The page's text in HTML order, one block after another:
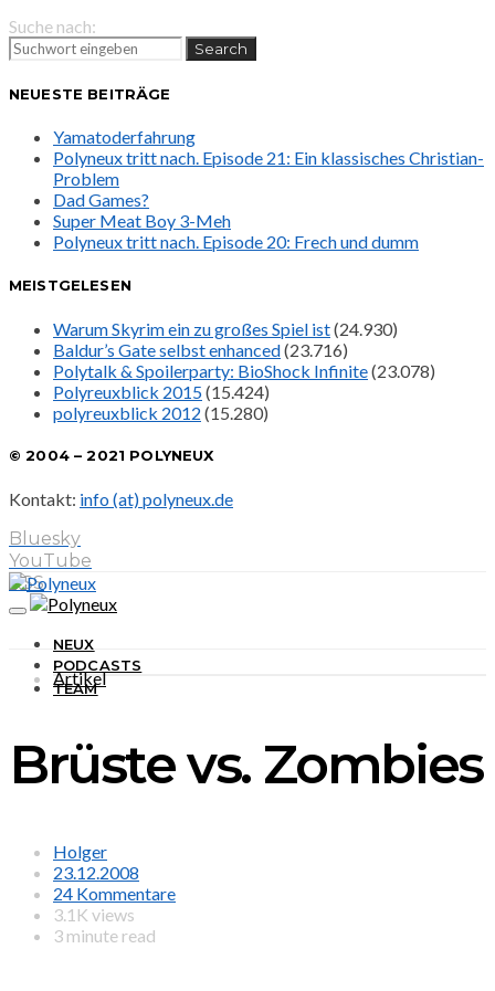
Suche nach:
Search
NEUESTE BEITRÄGE
Yamatoderfahrung
Polyneux tritt nach. Episode 21: Ein klassisches Christian-
Problem
Dad Games?
Super Meat Boy 3-Meh
Polyneux tritt nach. Episode 20: Frech und dumm
MEISTGELESEN
Warum Skyrim ein zu großes Spiel ist(24.930)
Baldur’s Gate selbst enhanced(23.716)
Polytalk & Spoilerparty: BioShock Infinite(23.078)
Polyreuxblick 2015(15.424)
polyreuxblick 2012 (15.280)
© 2004 – 2021 POLYNEUX
Kontakt: info (at) polyneux.de
Bluesky
YouTube
RSS
NEUX
PODCASTS
TEAM
Artikel
Brüste vs. Zombies
Holger
23.12.2008
24 Kommentare
3.1K views
3 minute read